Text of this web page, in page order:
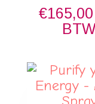
€165,00